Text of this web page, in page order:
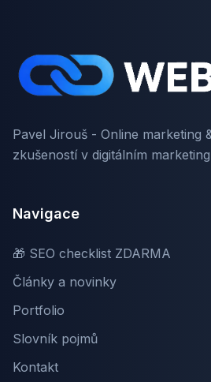
Pavel Jirouš - Online marketing
zkušeností v digitálním
Navigace
🎁 SEO checklist ZDARMA
Články a novinky
Portfolio
Slovník pojmů
Kontakt